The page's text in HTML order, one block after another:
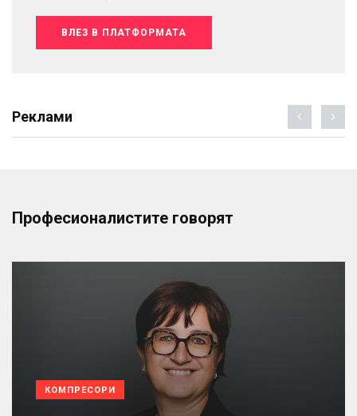
ВЛЕЗ В ПЛАТФОРМАТА
Реклами
Професионалистите говорят
КОМПРЕСОРИ